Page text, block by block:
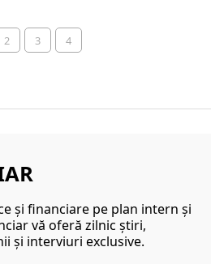
2 3 4
şi financiare pe plan intern şi
vă oferă zilnic ştiri,
şi interviuri exclusive.